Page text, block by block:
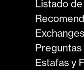
Listado
Estafas y